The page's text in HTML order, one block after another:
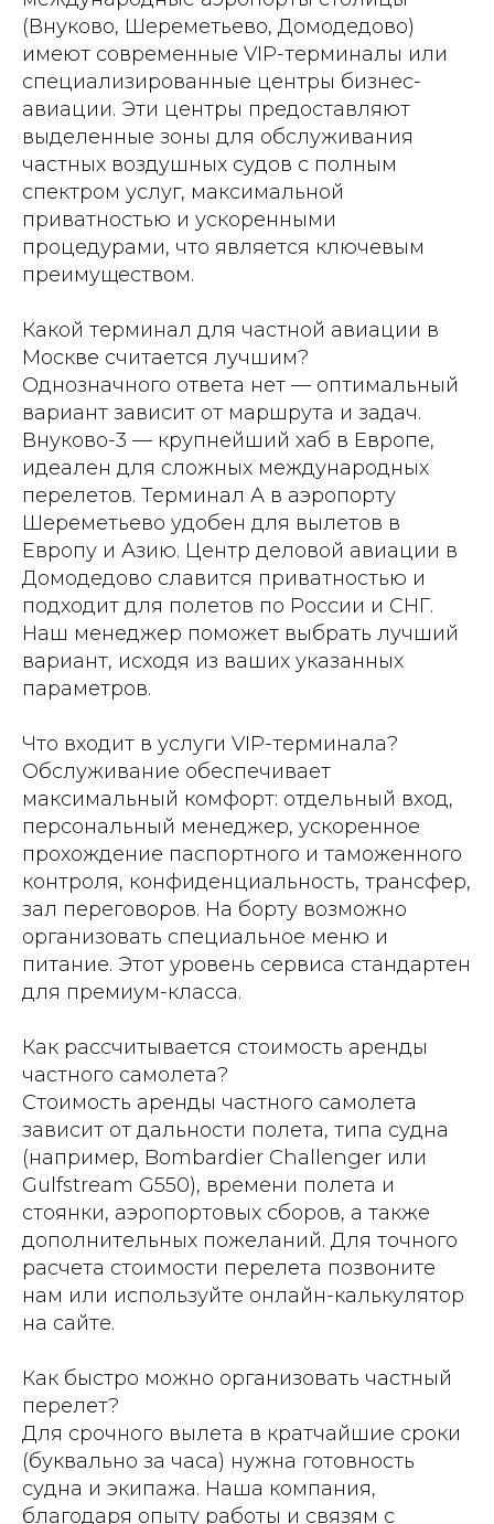
(Внуково, Шереметьево, Домодедово)
имеют современные VIP-терминалы или
специализированные центры бизнес-
авиации. Эти центры предоставляют
выделенные зоны для обслуживания
частных воздушных судов с полным
спектром услуг, максимальной
приватностью и ускоренными
процедурами, что является ключевым
преимуществом.
Какой терминал для частной авиации в
Москве считается лучшим?
Однозначного ответа нет — оптимальный
вариант зависит от маршрута и задач.
Внуково-3 — крупнейший хаб в Европе,
идеален для сложных международных
перелетов. Терминал А в аэропорту
Шереметьево удобен для вылетов в
Европу и Азию. Центр деловой авиации в
Домодедово славится приватностью и
подходит для полетов по России и СНГ.
Наш менеджер поможет выбрать лучший
вариант, исходя из ваших указанных
параметров.
Что входит в услуги VIP-терминала?
Обслуживание обеспечивает
максимальный комфорт: отдельный вход,
персональный менеджер, ускоренное
прохождение паспортного и таможенного
контроля, конфиденциальность, трансфер,
зал переговоров. На борту возможно
организовать специальное меню и
питание. Этот уровень сервиса стандартен
для премиум-класса.
Как рассчитывается стоимость аренды
частного самолета?
Стоимость аренды частного самолета
зависит от дальности полета, типа судна
(например, Bombardier Challenger или
Gulfstream G550), времени полета и
стоянки, аэропортовых сборов, а также
дополнительных пожеланий. Для точного
расчета стоимости перелета позвоните
нам или используйте онлайн-калькулятор
на сайте.
Как быстро можно организовать частный
перелет?
Для срочного вылета в кратчайшие сроки
(буквально за часа) нужна готовность
судна и экипажа. Наша компания,
благодаря опыту работы и связям с